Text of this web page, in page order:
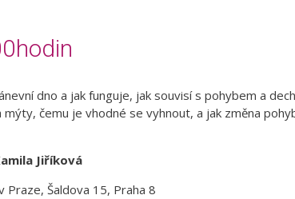
dno a jak funguje, jak souvisí s pohybem a
čemu je vhodné se vyhnout, a jak změna
Jiříková
Praze, Šaldova 15, Praha 8